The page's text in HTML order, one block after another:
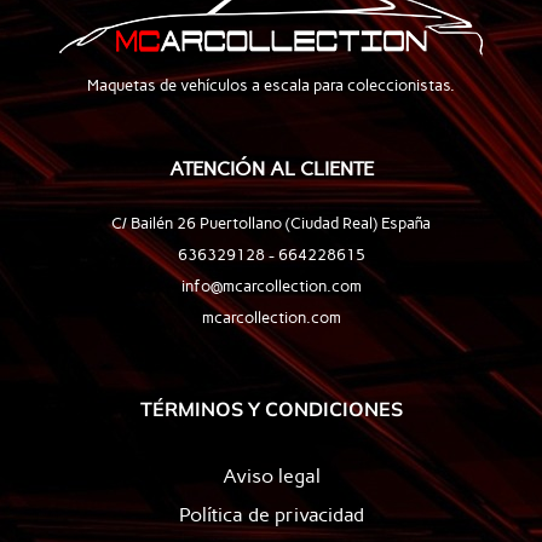
Maquetas de vehículos a escala para coleccionistas.
ATENCIÓN AL CLIENTE
C/ Bailén 26 Puertollano (Ciudad Real) España
636329128 - 664228615
info@mcarcollection.com
mcarcollection.com
TÉRMINOS Y CONDICIONES
Aviso legal
Política de privacidad